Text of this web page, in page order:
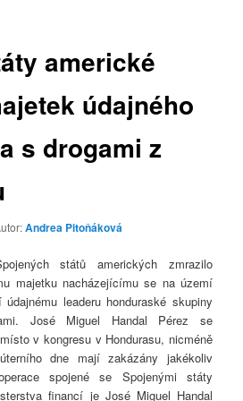
americké
údajného
s drogami z
Andrea Pitoňáková
států amerických zmrazilo
majetku nacházejícímu se na území
leaderu honduraské skupiny
José Miguel Handal Pérez se
v kongresu v Hondurasu, nicméně
dne mají zakázány jakékoliv
spojené se Spojenými státy
financí je José Miguel Handal